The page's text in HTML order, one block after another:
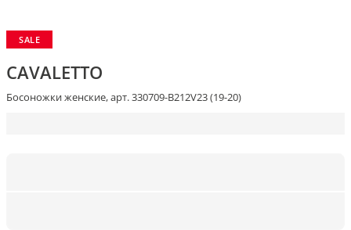
SALE
CAVALETTO
Босоножки женские, арт. 330709-В212V23 (19-20)